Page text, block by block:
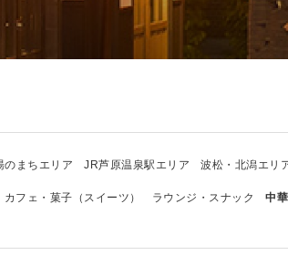
のまちエリア JR芦原温泉駅エリア 波松・北潟エリ
カフェ・菓子（スイーツ） ラウンジ・スナック 中